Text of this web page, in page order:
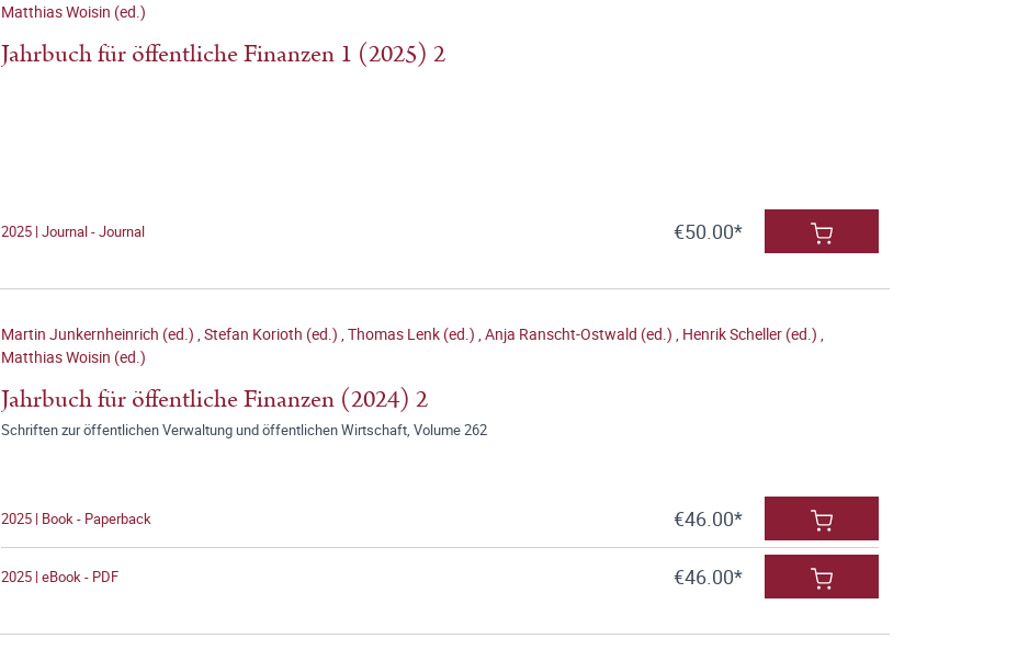
Matthias Woisin (ed.)
Jahrbuch für öffentliche Finanzen 1 (2025) 2
2025 | Journal - Journal €50.00*
Martin Junkernheinrich (ed.) ,Stefan Korioth (ed.) ,Thomas Lenk (ed.) ,Anja Ranscht-Ostwald (ed.) , Henrik Scheller (ed.) ,
Matthias Woisin (ed.)
Jahrbuch für öffentliche Finanzen (2024) 2
Schriften zur öffentlichen Verwaltung und öffentlichen Wirtschaft, Volume 262
2025 | Book - Paperback €46.00*
2025 | eBook - PDF €46.00*